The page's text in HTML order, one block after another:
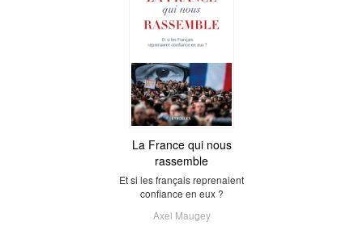
La France qui nous
rassemble
Et si les français reprenaient
confiance en eux ?
Axel Maugey